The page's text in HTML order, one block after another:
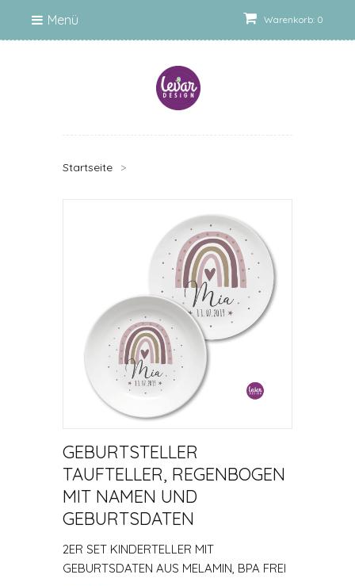
Warenkorb: 0
Menü
Startseite >
GEBURTSTELLER
TAUFTELLER, REGENBOGEN
MIT NAMEN UND
GEBURTSDATEN
2ER SET KINDERTELLER MIT
GEBURTSDATEN AUS MELAMIN, BPA FREI